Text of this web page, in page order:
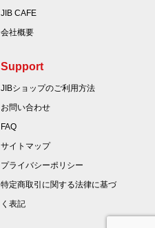
JIB CAFE
会社概要
Support
JIBショップのご利用方法
お問い合わせ
FAQ
サイトマップ
プライバシーポリシー
特定商取引に関する法律に基づ
く表記